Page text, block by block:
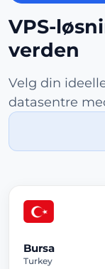
VPS-
verden
Velg din
datasentre
Bursa
Turkey